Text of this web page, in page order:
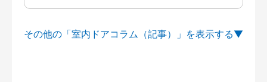
その他の「室内ドアコラム（記事）」を